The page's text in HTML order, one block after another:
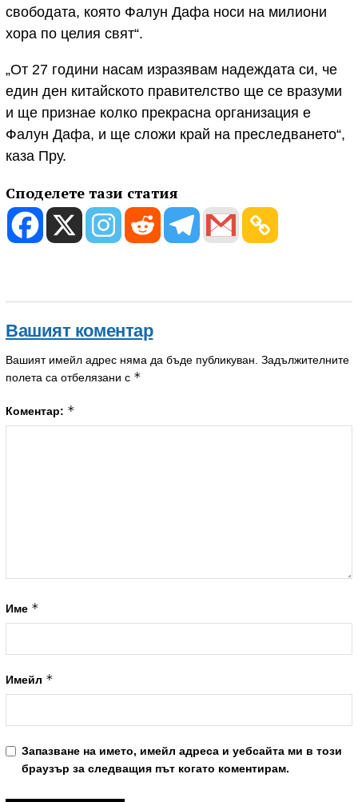
свободата, която Фалун Дафа носи на милиони
хора по целия свят“.
„От 27 години насам изразявам надеждата си, че
един ден китайското правителство ще се вразуми
и ще признае колко прекрасна организация е
Фалун Дафа, и ще сложи край на преследването“,
каза Пру.
Споделете тази статия
Вашият коментар
Вашият имейл адрес няма да бъде публикуван. Задължителните
полета са отбелязани с *
Коментар: *
Име *
Имейл *
Запазване на името, имейл адреса и уебсайта ми в този
браузър за следващия път когато коментирам.